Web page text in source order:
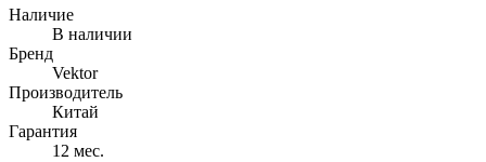
Наличие
В наличии
Бренд
Vektor
Производитель
Китай
Гарантия
12 мес.